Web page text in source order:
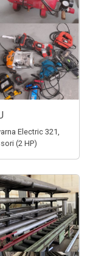
Electric 321,
(2 HP)